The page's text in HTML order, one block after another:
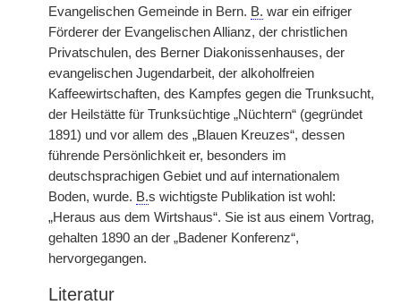
Evangelischen Gemeinde in Bern. B. war ein eifriger
Förderer der Evangelischen Allianz, der christlichen
Privatschulen, des Berner Diakonissenhauses, der
evangelischen Jugendarbeit, der alkoholfreien
Kaffeewirtschaften, des Kampfes gegen die Trunksucht,
der Heilstätte für Trunksüchtige „Nüchtern“ (gegründet
1891) und vor allem des „Blauen Kreuzes“, dessen
führende Persönlichkeit er, besonders im
deutschsprachigen Gebiet und auf internationalem
Boden, wurde. B.s wichtigste Publikation ist wohl:
„Heraus aus dem Wirtshaus“. Sie ist aus einem Vortrag,
gehalten 1890 an der „Badener Konferenz“,
hervorgegangen.
Literatur